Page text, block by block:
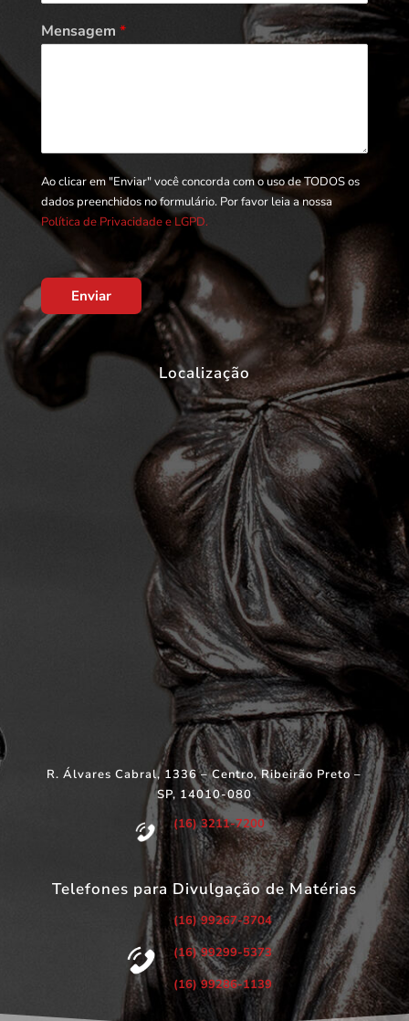
Mensagem *
Ao clicar em "Enviar" você concorda com o uso de TODOS os
dados preenchidos no formulário. Por favor leia a nossa
Política de Privacidade e LGPD.
Enviar
Localização
R. Álvares Cabral, 1336 – Centro, Ribeirão Preto –
SP, 14010-080
(16) 3211-7200
Telefones para Divulgação de Matérias
(16) 99267-3704
(16) 99299-5373
(16) 99286-1139